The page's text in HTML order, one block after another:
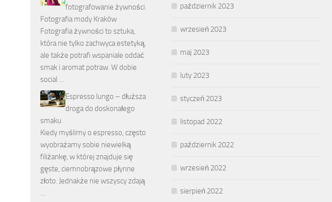
październik 2023
wrzesień 2023
maj 2023
luty 2023
styczeń 2023
listopad 2022
październik 2022
wrzesień 2022
sierpień 2022
fotografowanie żywności.
Fotografia mody Kraków
Fotografia żywności to sztuka,
która nie tylko zachwyca estetyką,
ale także potrafi wspaniale oddać
smak i aromat potraw. W dobie
social …
Espresso lungo – dłuższa
droga do doskonałego
smaku
Kiedy myślimy o espresso, często
wyobrażamy sobie niewielką
filiżankę, w której znajduje się
gęste, ciemnobrązowe płynne
złoto. Jednakże nie wszyscy zdają
…